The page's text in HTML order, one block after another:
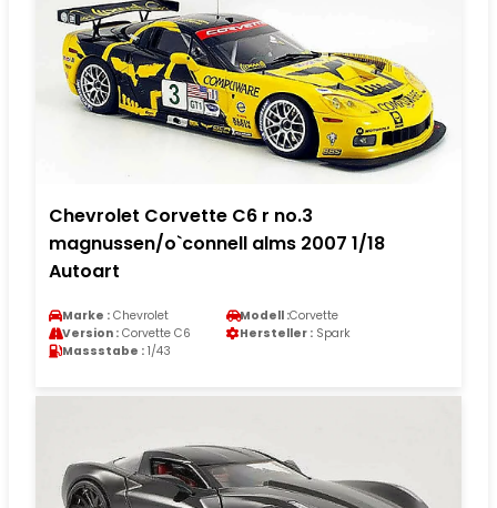
Chevrolet Corvette C6 r no.3
magnussen/o`connell alms 2007 1/18
Autoart
Marke : Chevrolet Modell :Corvette
Version : Corvette C6 Hersteller : Spark
Massstabe : 1/43